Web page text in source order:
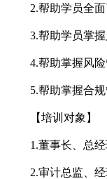
2.帮助学员全面
3.帮助学员掌握
4.帮助掌握风险
5.帮助掌握合规
【培训对象】
1.董事长、总经
2.审计总监、经